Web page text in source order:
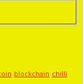
blockchain chilli